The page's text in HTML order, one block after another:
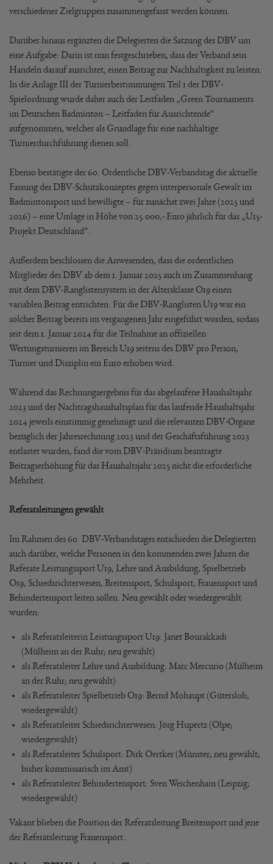
verschiedener Zielgruppen zusammengefasst werden können.
Darüber hinaus ergänzten die Delegierten die Satzung des DBV um
eine Aufgabe: Darin ist nun festgeschrieben, dass der Verband sein
Handeln darauf ausrichtet, einen Beitrag zur Nachhaltigkeit zu leisten.
In die Anlage III der Turnierbestimmungen Teil 1 der DBV-
Spielordnung wurde daher auch der Leitfaden „Green Tournaments
im Deutschen Badminton – Leitfaden für Ausrichtende“
aufgenommen, welcher als Grundlage für eine nachhaltige
Turnierdurchführung dienen soll.
Ebenso bestätigte der 60. Ordentliche DBV-Verbandstag die aktuelle
Fassung des DBV-Schutzkonzeptes gegen interpersonale Gewalt im
Badmintonsport und bewilligte – für zunächst zwei Jahre (2025 und
2026) – eine Umlage in Höhe von 25.000,- Euro jährlich für das „U15-
Projekt Deutschland“.
Außerdem beschlossen die Anwesenden, dass die ordentlichen
Mitglieder des DBV ab dem 1. Januar 2025 auch im Zusammenhang
mit dem DBV-Ranglistensystem in der Altersklasse O19 einen
variablen Beitrag entrichten. Für die DBV-Ranglisten U19 war ein
solcher Beitrag bereits im vergangenen Jahr eingeführt worden, sodass
seit dem 1. Januar 2024 für die Teilnahme an offiziellen
Wertungsturnieren im Bereich U19 seitens des DBV pro Person,
Turnier und Disziplin ein Euro erhoben wird.
Während das Rechnungsergebnis für das abgelaufene Haushaltsjahr
2023 und der Nachtragshaushaltsplan für das laufende Haushaltsjahr
2024 jeweils einstimmig genehmigt und die relevanten DBV-Organe
bezüglich der Jahresrechnung 2023 und der Geschäftsführung 2023
entlastet wurden, fand die vom DBV-Präsidium beantragte
Beitragserhöhung für das Haushaltsjahr 2025 nicht die erforderliche
Mehrheit.
Referatsleitungen gewählt
Im Rahmen des 60. DBV-Verbandstages entschieden die Delegierten
auch darüber, welche Personen in den kommenden zwei Jahren die
Referate Leistungssport U19, Lehre und Ausbildung, Spielbetrieb
O19, Schiedsrichterwesen, Breitensport, Schulsport, Frauensport und
Behindertensport leiten sollen. Neu gewählt oder wiedergewählt
wurden:
als Referatsleiterin Leistungssport U19: Janet Bourakkadi
(Mülheim an der Ruhr; neu gewählt)
als Referatsleiter Lehre und Ausbildung: Marc Mercurio (Mülheim
an der Ruhr; neu gewählt)
als Referatsleiter Spielbetrieb O19: Bernd Mohaupt (Gütersloh;
wiedergewählt)
als Referatsleiter Schiedsrichterwesen: Jörg Hupertz (Olpe;
wiedergewählt)
als Referatsleiter Schulsport: Dirk Oertker (Münster; neu gewählt;
bisher kommissarisch im Amt)
als Referatsleiter Behindertensport: Sven Weichenhain (Leipzig;
wiedergewählt)
Vakant blieben die Position der Referatsleitung Breitensport und jene
der Referatsleitung Frauensport.